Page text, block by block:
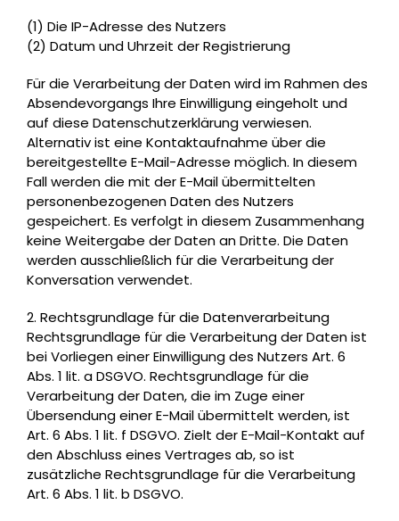
(1) Die IP-Adresse des Nutzers
(2) Datum und Uhrzeit der Registrierung
Für die Verarbeitung der Daten wird im Rahmen des
Absendevorgangs Ihre Einwilligung eingeholt und
auf diese Datenschutzerklärung verwiesen.
Alternativ ist eine Kontaktaufnahme über die
bereitgestellte E-Mail-Adresse möglich. In diesem
Fall werden die mit der E-Mail übermittelten
personenbezogenen Daten des Nutzers
gespeichert. Es verfolgt in diesem Zusammenhang
keine Weitergabe der Daten an Dritte. Die Daten
werden ausschließlich für die Verarbeitung der
Konversation verwendet.
2. Rechtsgrundlage für die Datenverarbeitung
Rechtsgrundlage für die Verarbeitung der Daten ist
bei Vorliegen einer Einwilligung des Nutzers Art. 6
Abs. 1 lit. a DSGVO. Rechtsgrundlage für die
Verarbeitung der Daten, die im Zuge einer
Übersendung einer E-Mail übermittelt werden, ist
Art. 6 Abs. 1 lit. f DSGVO. Zielt der E-Mail-Kontakt auf
den Abschluss eines Vertrages ab, so ist
zusätzliche Rechtsgrundlage für die Verarbeitung
Art. 6 Abs. 1 lit. b DSGVO.